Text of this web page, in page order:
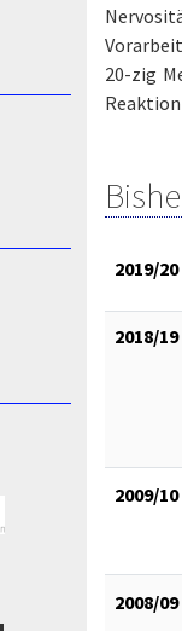
20-zig
2019/20
2018/19
2009/10
2008/09